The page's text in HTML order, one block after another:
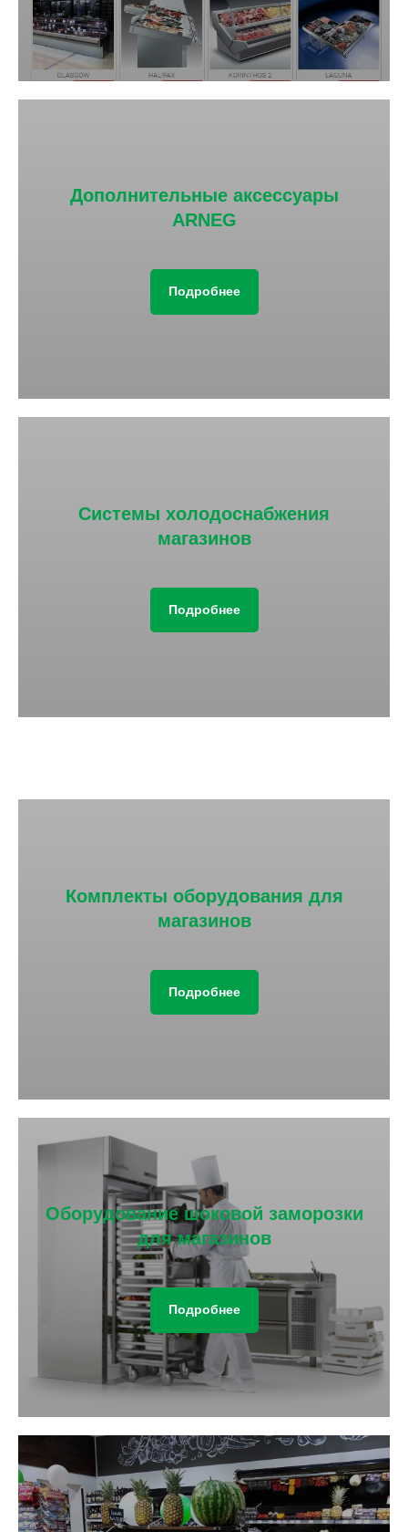
Дополнительные аксессуары
ARNEG
Подробнее
Системы холодоснабжения
магазинов
Подробнее
Комплекты оборудования для
магазинов
Подробнее
Оборудование шоковой заморозки
для магазинов
Подробнее